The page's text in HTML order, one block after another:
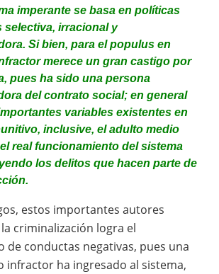
imperante se basa en políticas
selectiva, irracional y
Si bien, para el populus en
merece un gran castigo por
pues ha sido una persona
del contrato social; en general
variables existentes en
inclusive, el adulto medio
real funcionamiento del sistema
los delitos que hacen parte de
estos importantes autores
criminalización logra el
de conductas negativas, pues una
infractor ha ingresado al sistema,